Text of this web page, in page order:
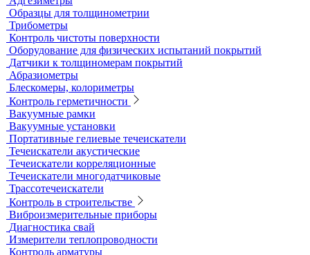
Контрольные образцы для вихретокового контроля
Приборы для измерения электропроводности
Импедансный контроль
Импедансные дефектоскопы
Тестеры
Контроль изоляции и покрытий
Толщиномеры покрытий
Контроль качества покрытий
Адгезиметры
Образцы для толщинометрии
Трибометры
Контроль чистоты поверхности
Оборудование для физических испытаний покрытий
Датчики к толщиномерам покрытий
Абразиометры
Блескомеры, колориметры